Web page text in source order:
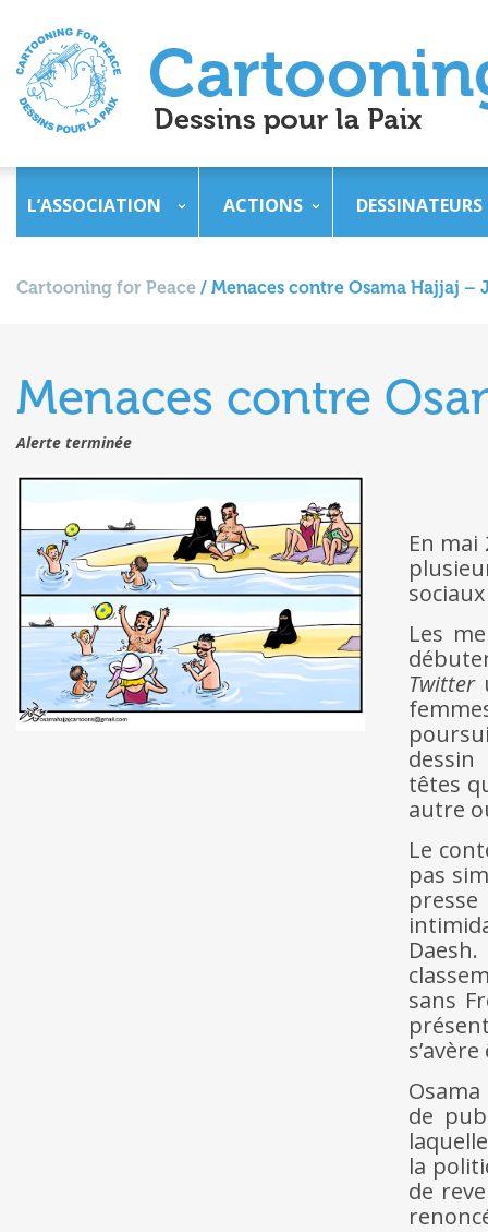
L’ASSOCIATION ACTIONS DESSINATEURS
Cartooning for Peace / Menaces contre Osama Hajjaj –
Menaces contre
Alerte terminée
En
Les
Twitter
têtes
autre
Le
pas
sans
de
la
de